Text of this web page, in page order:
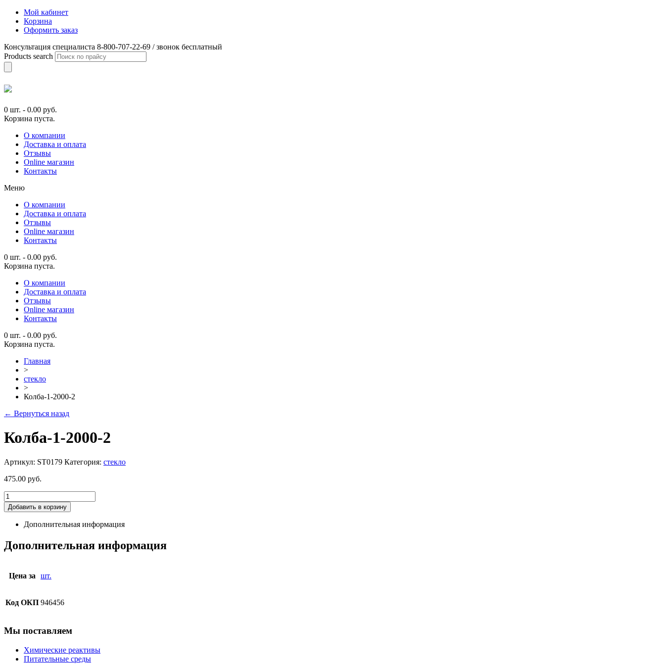
Мой кабинет
Корзина
Оформить заказ
Консультация специалиста 8-800-707-22-69 / звонок бесплатный
Products search
0 шт. - 0.00 руб.
Корзина пуста.
О компании
Доставка и оплата
Отзывы
Online магазин
Контакты
Меню
О компании
Доставка и оплата
Отзывы
Online магазин
Контакты
0 шт. - 0.00 руб.
Корзина пуста.
О компании
Доставка и оплата
Отзывы
Online магазин
Контакты
0 шт. - 0.00 руб.
Корзина пуста.
Главная
>
стекло
>
Колба-1-2000-2
← Вернуться назад
Колба-1-2000-2
Артикул: ST0179 Категория: стекло
475.00 руб.
Добавить в корзину
Дополнительная информация
Дополнительная информация
Цена за шт.
Код ОКП 946456
Мы поставляем
Химические реактивы
Питательные среды